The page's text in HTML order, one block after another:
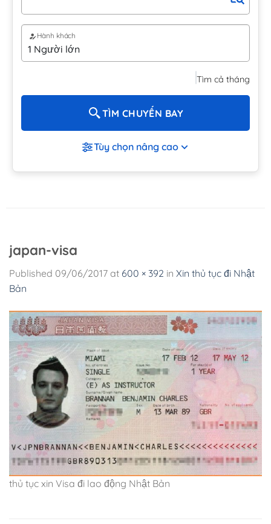
Hành khách
Tìm cả tháng
TÌM CHUYẾN BAY
Tùy chọn nâng cao
japan-visa
Published 09/06/2017 at 600 × 392 in Xin thủ tục đi Nhật
Bản
thủ tục xin Visa đi lao động Nhật Bản